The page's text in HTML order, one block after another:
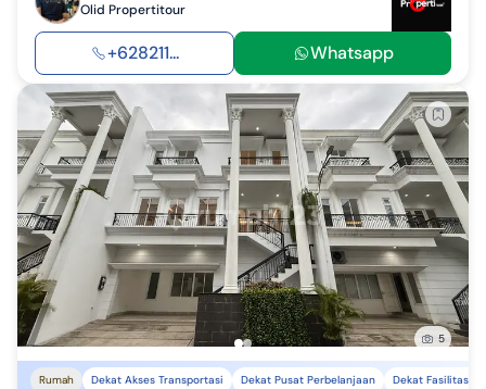
Olid Propertitour
+628211... Whatsapp
5
Rumah Dekat Akses Transportasi Dekat Pusat Perbelanjaan Dekat Fasilitas